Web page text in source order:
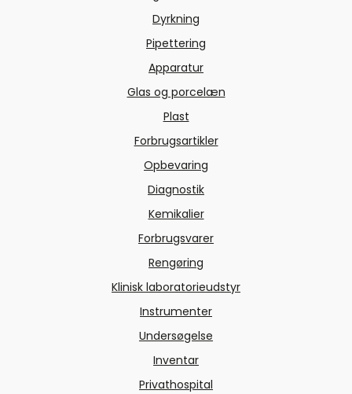
Dyrkning
Pipettering
Apparatur
Glas og porcelæn
Plast
Forbrugsartikler
Opbevaring
Diagnostik
Kemikalier
Forbrugsvarer
Rengøring
Klinisk laboratorieudstyr
Instrumenter
Undersøgelse
Inventar
Privathospital